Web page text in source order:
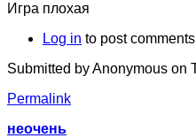
Игра плохая
Log in to post comments
Submitted byAnonymous on
Permalink
неочень